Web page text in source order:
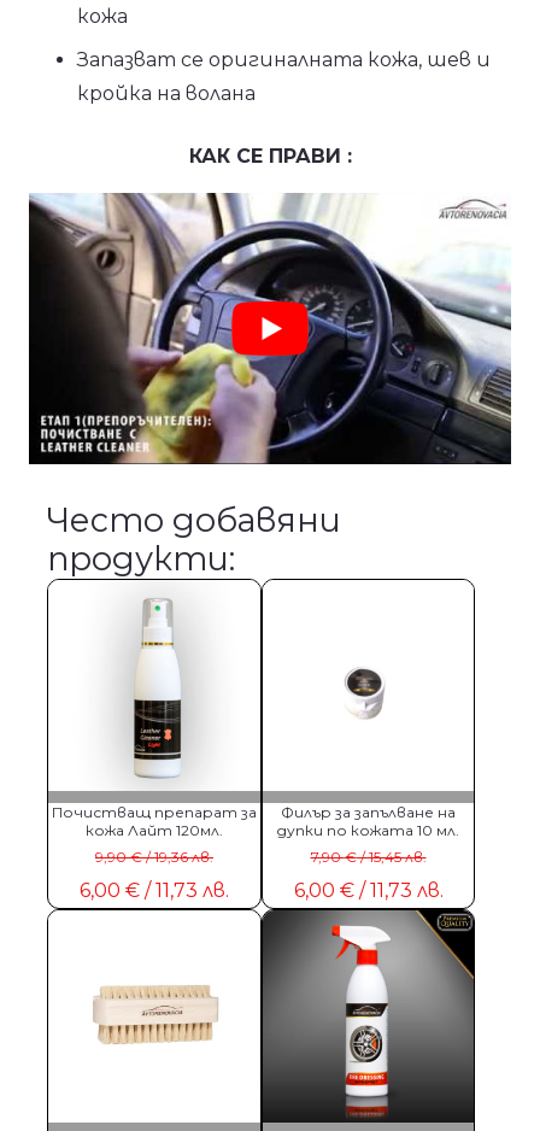
кожа
Запазват се оригиналната кожа, шев и
кройка на волана
КАК СЕ ПРАВИ :
Често добавяни
продукти:
Почистващ препарат за
кожа Лайт 120мл.
9,90€/ 19,36 лв.Original price was: 9,90 € / 19,36
6,00 € / 11,73 лв.
Текущата цена е: 6,00 € / 11,73 лв..
Филър за запълване на
дупки по кожата 10 мл.
7,90€/ 15,45 лв.Original
6,00 €/ 11,73 лв.
Текущата цена